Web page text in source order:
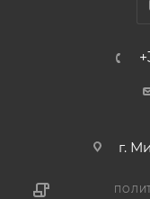
г.